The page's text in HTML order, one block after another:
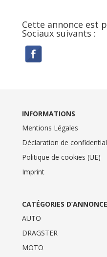
Cette annonce est
Sociaux suivants :
INFORMATIONS
Mentions Légales
Déclaration de
Politique de cookies (UE)
Imprint
CATÉGORIES
AUTO
DRAGSTER
MOTO